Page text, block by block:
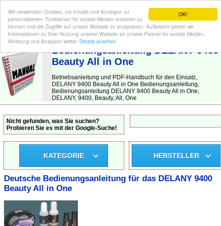
OK!
Wir verwenden Cookies, um Inhalte und Anzeigen zu
personalisieren, Funktionen für soziale Medien anbieten zu
können und die Zugriffe auf unsere Website zu analysieren. Außerdem geben wir
Informationen zu Ihrer Nutzung unserer Website an unsere Partner für soziale Medien,
Werbung und Analysen weiter. Details ansehen
BEDIENUNGSANLEITUNG| Hier finden Sie die deutsche Anleitung!
Bedienungsanleitung DELANY 9400
Beauty All in One
Betriebsanleitung und PDF-Handbuch für den Einsatz,
DELANY 9400 Beauty All in One Bedienungsanleitung,
Bedienungsanleitung DELANY 9400 Beauty All in One,
DELANY, 9400, Beauty, All, One
Nicht gefunden, was Sie suchen?
Probieren Sie es mit der Google-Suche!
KATEGORIE HERSTELLER
Deutsche Bedienungsanleitung für das DELANY 9400
Beauty All in One